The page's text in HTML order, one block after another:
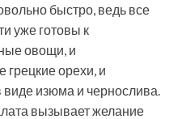
быстро, ведь все
уже готовы к
овощи, и
орехи, и
изюма и чернослива.
вызывает желание